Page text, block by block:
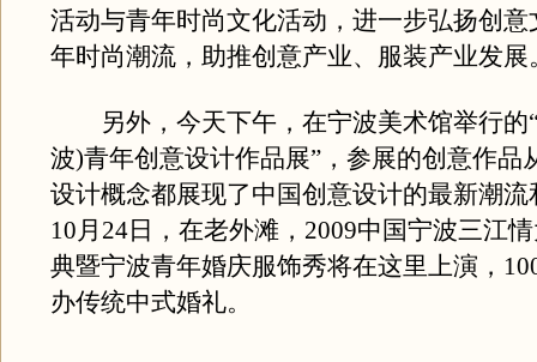
活动与青年时尚文化活动，进一步弘扬创意
年时尚潮流，助推创意产业、服装产业发展
另外，今天下午，在宁波美术馆举行的
波)青年创意设计作品展”，参展的创意作品
设计概念都展现了中国创意设计的最新潮流
10月24日，在老外滩，2009中国宁波三江
典暨宁波青年婚庆服饰秀将在这里上演，
办传统中式婚礼。